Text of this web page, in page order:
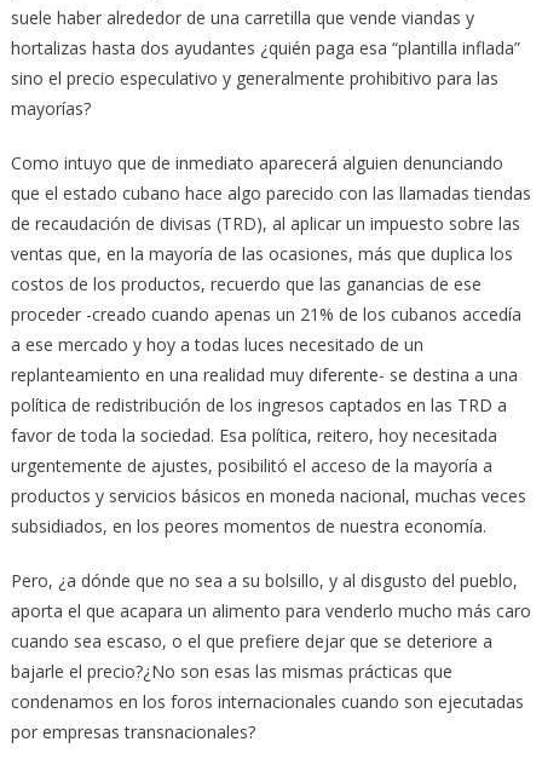
suele haber alrededor de una carretilla que vende viandas y
hortalizas hasta dos ayudantes ¿quién paga esa “plantilla inflada”
sino el precio especulativo y generalmente prohibitivo para las
mayorías?
Como intuyo que de inmediato aparecerá alguien denunciando
que el estado cubano hace algo parecido con las llamadas tiendas
de recaudación de divisas (TRD), al aplicar un impuesto sobre las
ventas que, en la mayoría de las ocasiones, más que duplica los
costos de los productos, recuerdo que las ganancias de ese
proceder -creado cuando apenas un 21% de los cubanos accedía
a ese mercado y hoy a todas luces necesitado de un
replanteamiento en una realidad muy diferente- se destina a una
política de redistribución de los ingresos captados en las TRD a
favor de toda la sociedad. Esa política, reitero, hoy necesitada
urgentemente de ajustes, posibilitó el acceso de la mayoría a
productos y servicios básicos en moneda nacional, muchas veces
subsidiados, en los peores momentos de nuestra economía.
Pero, ¿a dónde que no sea a su bolsillo, y al disgusto del pueblo,
aporta el que acapara un alimento para venderlo mucho más caro
cuando sea escaso, o el que prefiere dejar que se deteriore a
bajarle el precio?¿No son esas las mismas prácticas que
condenamos en los foros internacionales cuando son ejecutadas
por empresas transnacionales?